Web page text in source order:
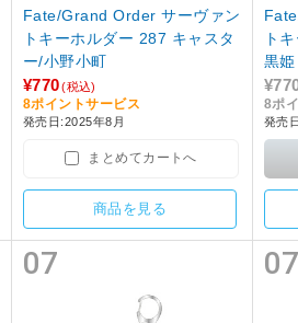
Fate/Grand Order サーヴァン
トキーホルダー 287 キャスタ
ー/小野小町
¥770 (税込)
8ポイントサービス
発売日:2025年8月
まとめてカートへ
商品を見る
ト
黒姫
8ポ
発売
07 07